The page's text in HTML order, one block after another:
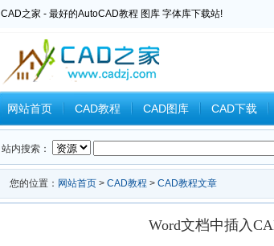
CAD之家 - 最好的AutoCAD教程 图库 字体库下载站!
网站首页 CAD教程 CAD图库 CAD下载
Inventor教程 Ansys教程 CAXA教程 中望
站内搜索：
您的位置： 网站首页 > CAD教程 > CAD教程文章
Word文档中插入